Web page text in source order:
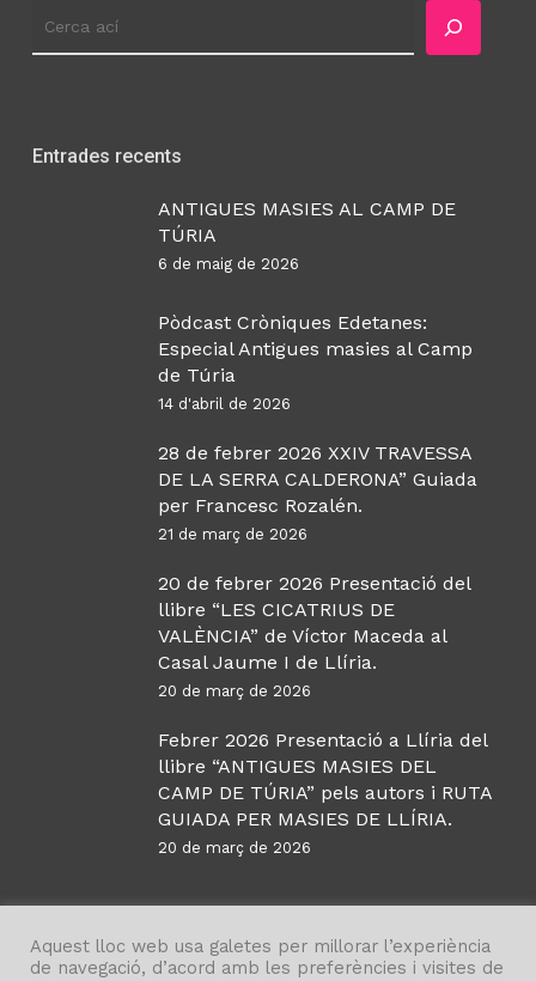
Cercador
Entrades recents
ANTIGUES MASIES AL CAMP DE
TÚRIA
6 de maig de 2026
Pòdcast Cròniques Edetanes:
Especial Antigues masies al Camp
de Túria
14 d'abril de 2026
28 de febrer 2026 XXIV TRAVESSA
DE LA SERRA CALDERONA” Guiada
per Francesc Rozalén.
21 de març de 2026
20 de febrer 2026 Presentació del
llibre “LES CICATRIUS DE
VALÈNCIA” de Víctor Maceda al
Casal Jaume I de Llíria.
20 de març de 2026
Febrer 2026 Presentació a Llíria del
llibre “ANTIGUES MASIES DEL
CAMP DE TÚRIA” pels autors i RUTA
GUIADA PER MASIES DE LLÍRIA.
20 de març de 2026
Aquest lloc web usa galetes per millorar l’experiència
de navegació, d’acord amb les preferències i visites de